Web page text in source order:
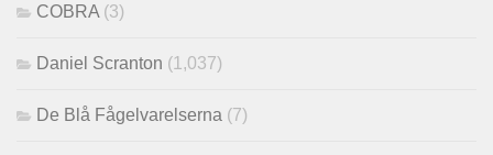
COBRA (3)
Daniel Scranton (1,037)
De Blå Fågelvarelserna (7)